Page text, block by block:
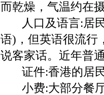
而乾燥，气温约在
人口及语言:居民
语)，但英语很流行
说客家话。近年普
证件:香港的居民
小费:大部分餐厅